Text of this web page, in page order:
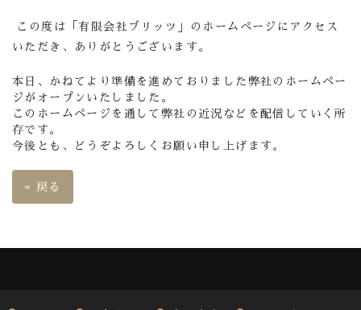
この度は「有限会社ブリッツ」のホームページにアクセス
いただき、ありがとうございます。
本日、かねてより準備を進めておりました弊社のホームペー
ジがオープンいたしました。
このホームページを通して弊社の近況などを配信していく所
存です。
今後とも、どうぞよろしくお願い申し上げます。
« 戻る